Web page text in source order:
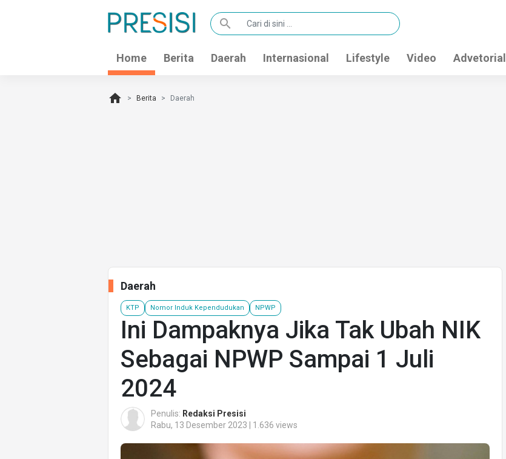
search
Home Berita Daerah Internasional Lifestyle Video Advetorial
home Berita Daerah
Daerah
KTP Nomor Induk Kependudukan NPWP
Ini Dampaknya Jika Tak Ubah NIK
Sebagai NPWP Sampai 1 Juli
2024
Penulis: Redaksi Presisi
Rabu, 13 Desember 2023 | 1.636 views